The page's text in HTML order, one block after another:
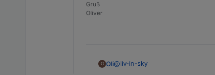
Gruß
Oliver
O Oli@liv-in-sky